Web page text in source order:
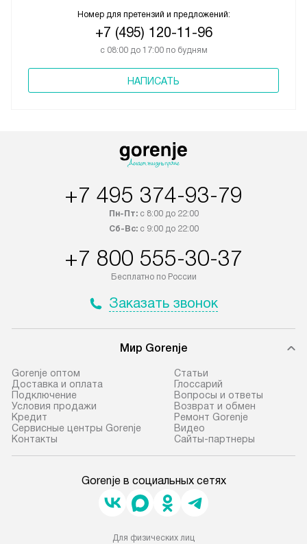
Номер для претензий и предложений:
+7 (495) 120-11-96
с 08:00 до 17:00 по будням
НАПИСАТЬ
+7 495 374-93-79
Пн-Пт:с 8:00 до 22:00
Сб-Вс:с 9:00 до 22:00
+7 800 555-30-37
Бесплатно по России
Заказать звонок
Мир Gorenje
Gorenje оптом
Доставка и оплата
Подключение
Условия продажи
Кредит
Сервисные центры Gorenje
Контакты
Cтатьи
Глоссарий
Вопросы и ответы
Возврат и обмен
Ремонт Gorenje
Видео
Сайты-партнеры
Gorenje в социальных сетях
Для физических лиц